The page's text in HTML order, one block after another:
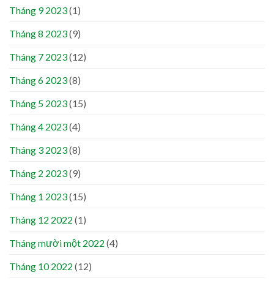
Tháng 9 2023(1)
Tháng 8 2023(9)
Tháng 7 2023(12)
Tháng 6 2023(8)
Tháng 5 2023(15)
Tháng 4 2023(4)
Tháng 3 2023(8)
Tháng 2 2023(9)
Tháng 1 2023(15)
Tháng 12 2022 (1)
Tháng mười một 2022 (4)
Tháng 10 2022 (12)